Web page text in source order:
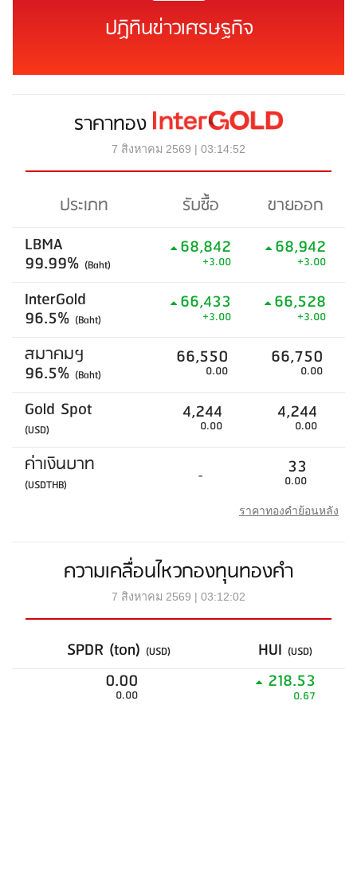
ปฏิทินข่าวเศรษฐกิจ
ราคาทอง
7 สิงหาคม 2569 | 03:14:52
ประเภท รับซื้อ
ขายออก
LBMA
99.99% (Baht)
68,842
+3.00
68,942
+3.00
InterGold
96.5% (Baht)
66,433
+3.00
66,528
+3.00
สมาคมฯ
96.5% (Baht)
66,550
0.00
66,750
0.00
Gold Spot
(USD)
4,244
0.00
4,244
0.00
ค่าเงินบาท
(USDTHB) - 33
0.00
ราคาทองคำย้อนหลัง
ความเคลื่อนไหวกองทุนทองคำ
7 สิงหาคม 2569 | 03:12:02
SPDR (ton) (USD) HUI (USD)
0.00
0.00
218.53
0.67